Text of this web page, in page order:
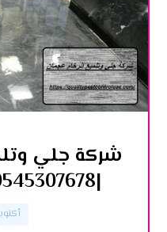
شركة جلي
|0545307678| تلميع البلاط
أكتوبر 15,